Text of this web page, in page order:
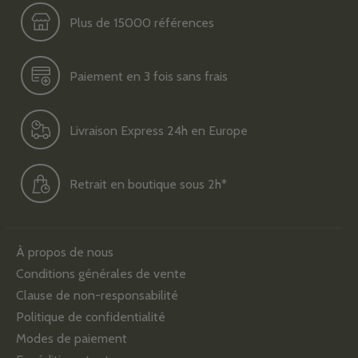
Plus de 15000 références
Paiement en 3 fois sans frais
Livraison Express 24h en Europe
Retrait en boutique sous 2h*
À propos de nous
Conditions générales de vente
Clause de non-responsabilité
Politique de confidentialité
Modes de paiement